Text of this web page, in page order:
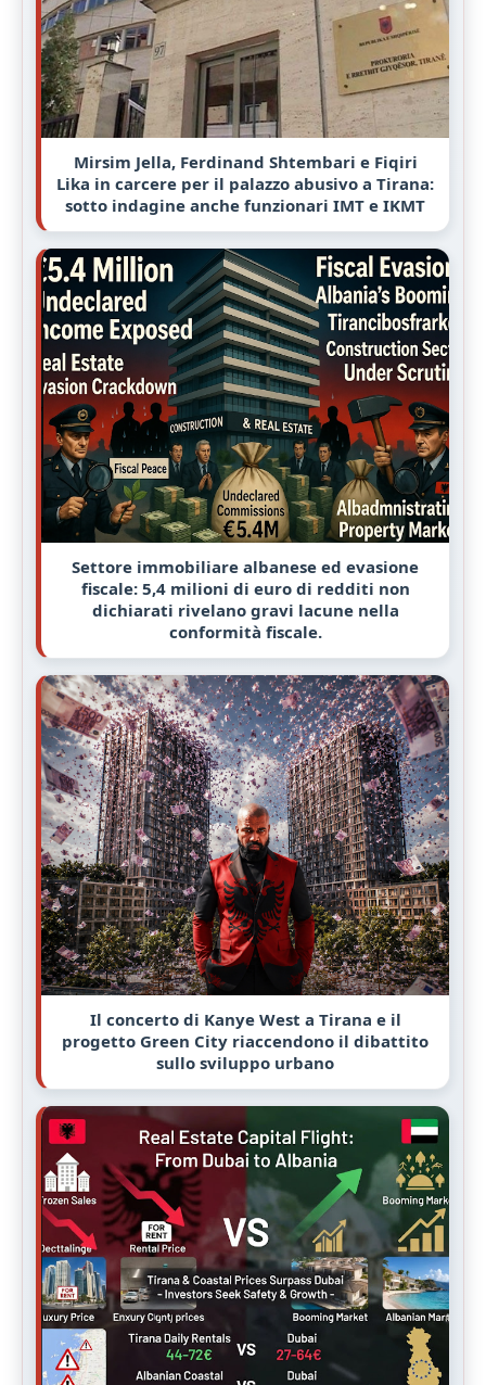
Mirsim Jella, Ferdinand Shtembari e Fiqiri
Lika in carcere per il palazzo abusivo a Tirana:
sotto indagine anche funzionari IMT e IKMT
Settore immobiliare albanese ed evasione
fiscale: 5,4 milioni di euro di redditi non
dichiarati rivelano gravi lacune nella
conformità fiscale.
Il concerto di Kanye West a Tirana e il
progetto Green City riaccendono il dibattito
sullo sviluppo urbano